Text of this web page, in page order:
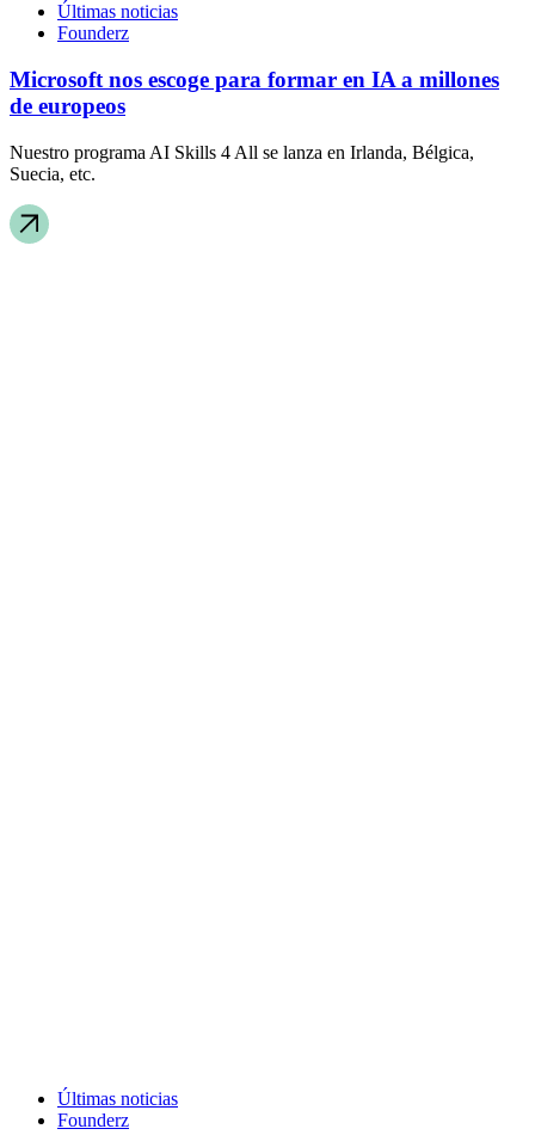
Últimas noticias
Founderz
Microsoft nos escoge para formar en IA a millones
de europeos
Nuestro programa AI Skills 4 All se lanza en Irlanda, Bélgica,
Suecia, etc.
Últimas noticias
Founderz